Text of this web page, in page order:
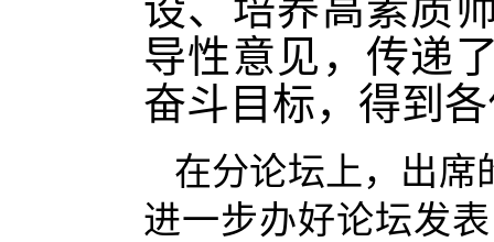
导性意见，传递
奋斗目标，得到
在分论坛上，出席
进一步办好论坛发